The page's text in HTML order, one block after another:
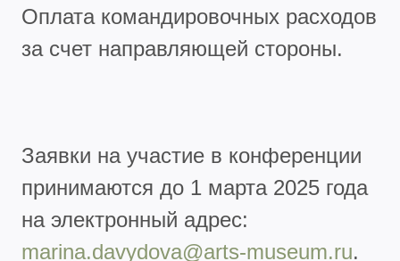
Оплата командировочных расходов
за счет направляющей стороны.
Заявки на участие в конференции
принимаются до 1 марта 2025 года
на электронный адрес:
marina.davydova@arts-museum.ru.